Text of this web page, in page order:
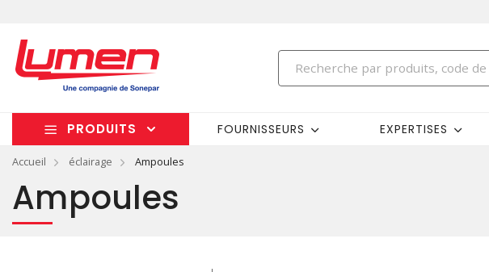
PRODUITS FOURNISSEURS EXPERTISES
Accueil éclairage Ampoules
Ampoules